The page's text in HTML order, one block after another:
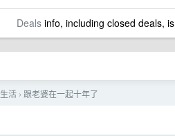
Dealsinfo, including closed deals,
生活 › 跟老婆在一起十年了